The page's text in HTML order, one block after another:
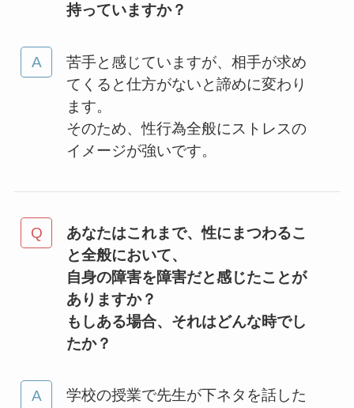
持っていますか？
苦手と感じていますが、相手が求め
てくると仕方がないと諦めに変わり
ます。
そのため、性行為全般にストレスの
イメージが強いです。
あなたはこれまで、性にまつわるこ
と全般において、
自身の障害を障害だと感じたことが
ありますか？
もしある場合、それはどんな時でし
たか？
学校の授業で先生が下ネタを話した